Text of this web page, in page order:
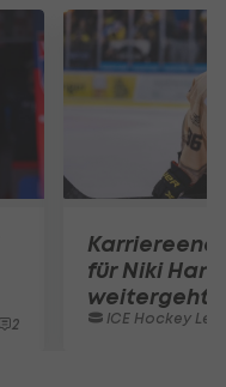
2
für Niki Hartl
weitergeht
ICE Hockey